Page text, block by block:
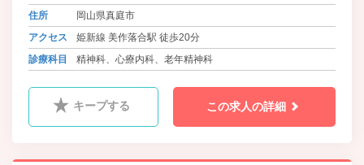
住所
岡山県真庭市
アクセス
姫新線 美作落合駅 徒歩20分
診療科目
精神科、心療内科、老年精神科
キープする この求人の詳細